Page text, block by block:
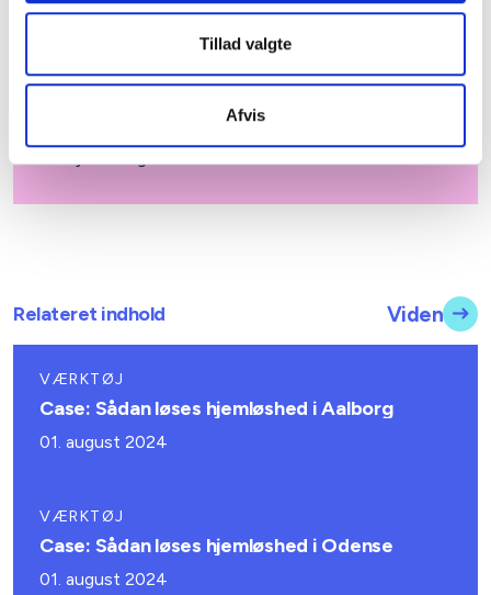
Tillad valgte
Afvis
lyset af corona-situationen.
Relateret indhold Viden
VÆRKTØJ
Case: Sådan løses hjemløshed i Aalborg
01. august 2024
VÆRKTØJ
Case: Sådan løses hjemløshed i Odense
01. august 2024